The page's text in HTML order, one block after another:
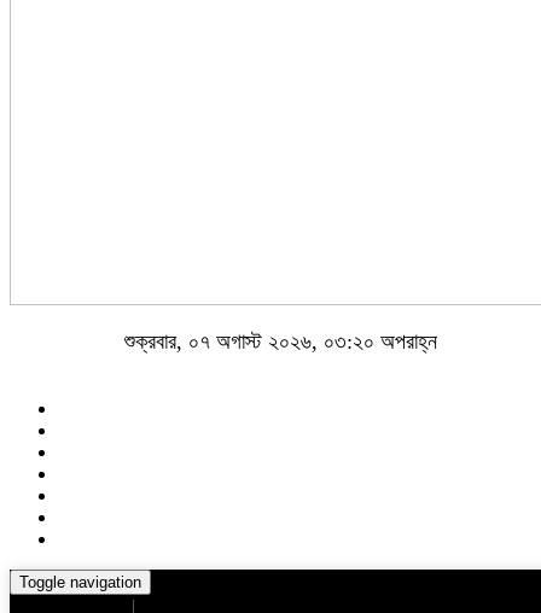
শুক্রবার, ০৭ অগাস্ট ২০২৬, ০৩:২০ অপরাহ্ন
Toggle navigation